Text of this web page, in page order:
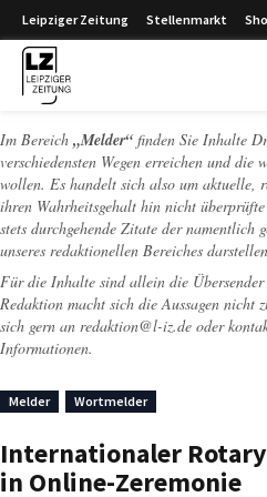
Leipziger Zeitung Stellenmarkt
Im Bereich „Melder“ finden Sie Inhalte
verschiedensten Wegen erreichen und
wollen. Es handelt sich also um aktuelle,
ihren Wahrheitsgehalt hin nicht
stets durchgehende Zitate der namentlich
unseres redaktionellen Bereiches
Für die Inhalte sind allein die
Redaktion macht sich die Aussagen nicht
sich gern an redaktion@l-iz.de oder
Informationen.
Melder Wortmelder
Internationaler
in Online-Zeremonie